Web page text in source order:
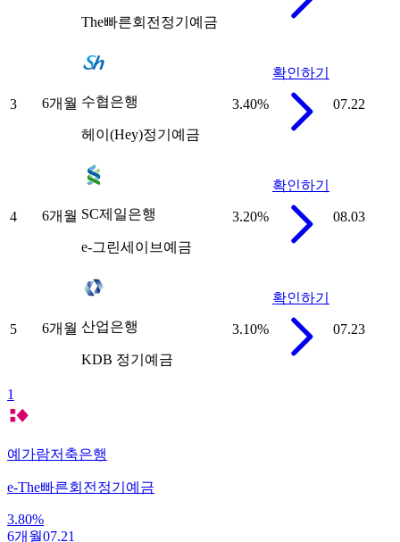
The빠른회전정기예금
3 6개월 수협은행
헤이(Hey)정기예금
3.40%
확인하기
07.22
4 6개월 SC제일은행
e-그린세이브예금
3.20%
확인하기
08.03
5 6개월 산업은행
KDB 정기예금
3.10%
확인하기
07.23
1
예가람저축은행
e-The빠른회전정기예금
3.80%
6개월07.21